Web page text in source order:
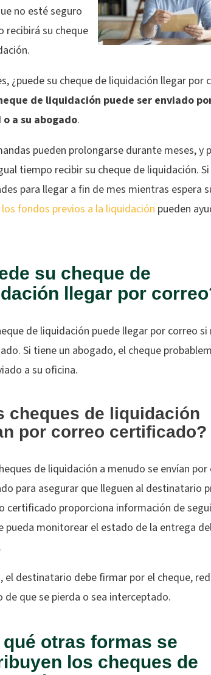
no esté seguro
recibirá su cheque
¿puede su cheque de liquidación llegar por
de liquidación puede ser enviado
a su abogado.
pueden prolongarse durante meses, y
tiempo recibir su cheque de liquidación.
para llegar a fin de mes mientras espera
los fondos previos a la liquidación pueden
su cheque de
llegar por
de liquidación puede llegar por correo
Si tiene un abogado, el cheque
a su oficina.
cheques de liquidación
por correo certificado?
de liquidación a menudo se envían por
para asegurar que lleguen al destinatario
certificado proporciona información de
pueda monitorear el estado de la entrega
el destinatario debe firmar por el cheque,
de que se pierda o sea interceptado.
qué otras formas se
los cheques de